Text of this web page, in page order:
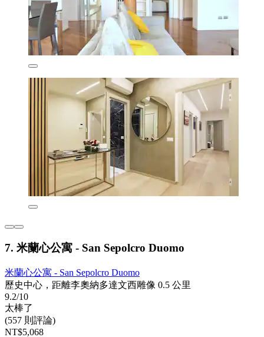
7. 米蘭心公寓 - San Sepolcro Duomo
米蘭心公寓 - San Sepolcro Duomo
歷史中心，距離李奧納多達文西雕像 0.5 公里
9.2/10
太棒了
(557 則評論)
NT$5,068